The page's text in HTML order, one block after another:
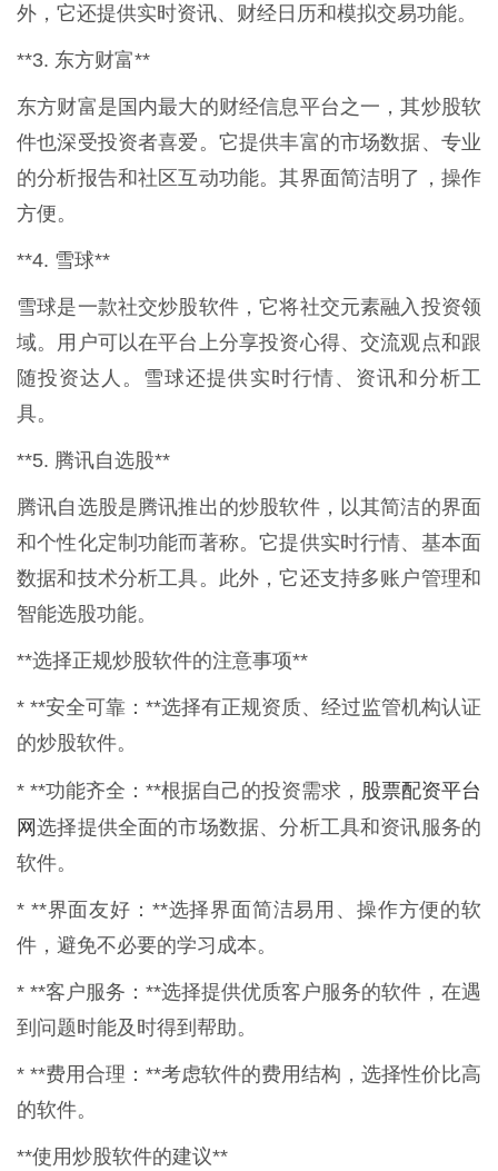
外，它还提供实时资讯、财经日历和模拟交易功能。
**3. 东方财富**
东方财富是国内最大的财经信息平台之一，其炒股软
件也深受投资者喜爱。它提供丰富的市场数据、专业
的分析报告和社区互动功能。其界面简洁明了，操作
方便。
**4. 雪球**
雪球是一款社交炒股软件，它将社交元素融入投资领
域。用户可以在平台上分享投资心得、交流观点和跟
随投资达人。雪球还提供实时行情、资讯和分析工
具。
**5. 腾讯自选股**
腾讯自选股是腾讯推出的炒股软件，以其简洁的界面
和个性化定制功能而著称。它提供实时行情、基本面
数据和技术分析工具。此外，它还支持多账户管理和
智能选股功能。
**选择正规炒股软件的注意事项**
* **安全可靠：**选择有正规资质、经过监管机构认证
的炒股软件。
* **功能齐全：**根据自己的投资需求， 股票配资平台
网选择提供全面的市场数据、分析工具和资讯服务的
软件。
* **界面友好：**选择界面简洁易用、操作方便的软
件，避免不必要的学习成本。
* **客户服务：**选择提供优质客户服务的软件，在遇
到问题时能及时得到帮助。
* **费用合理：**考虑软件的费用结构，选择性价比高
的软件。
**使用炒股软件的建议**